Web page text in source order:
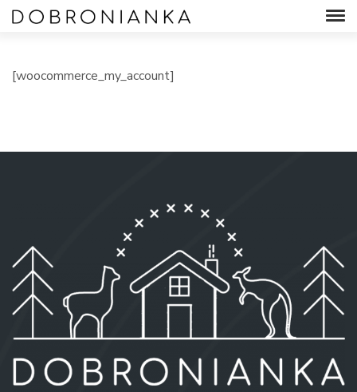
[woocommerce_my_account]